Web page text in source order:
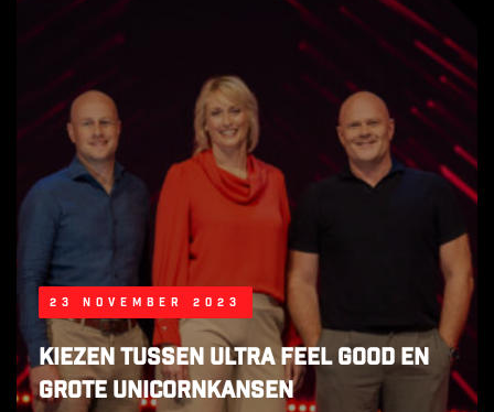
23 november 2023
Kiezen tussen ultra feel good en
grote unicornkansen